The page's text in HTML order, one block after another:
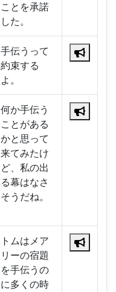
ことを承諾
した。
手伝うって
約束する
よ。
何か手伝う
ことがある
かと思って
来てみたけ
ど、私の出
る幕はなさ
そうだね。
トムはメア
リーの宿題
を手伝うの
に多くの時